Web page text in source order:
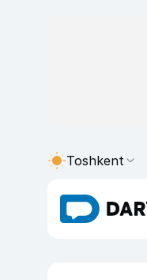
Toshkent